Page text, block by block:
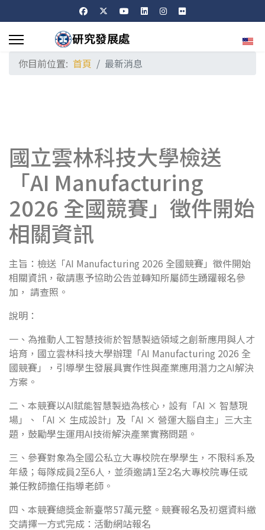
選擇
你目前位置: 首頁 最新消息
國立雲林科技大學檢送
「AI Manufacturing
2026 全國競賽」徵件開始
相關資訊
主旨：檢送「AI Manufacturing 2026 全國競賽」徵件開始
相關資訊，敬請惠予協助公告並轉知所屬師生踴躍報名參
加， 請查照。
說明：
一、為推動人工智慧技術於智慧製造領域之創新應用與人才
培育，國立雲林科技大學辦理「AI Manufacturing 2026 全
國競賽」，引導學生發展具實作性與產業應用潛力之AI解決
方案。
二、本競賽以AI賦能智慧製造為核心，設有「AI × 智慧現
場」、「AI × 生成設計」及「AI × 營運大腦自主」三大主
題，鼓勵學生運用AI技術解決產業實務問題。
三、參賽對象為全國公私立大專校院在學學生，不限科系及
年級；每隊成員2至6人，並須邀請1至2名大專校院專任或
兼任教師擔任指導老師。
四、本競賽總獎金新臺幣57萬元整。競賽報名及初選資料繳
交請擇一方式完成：活動網站報名